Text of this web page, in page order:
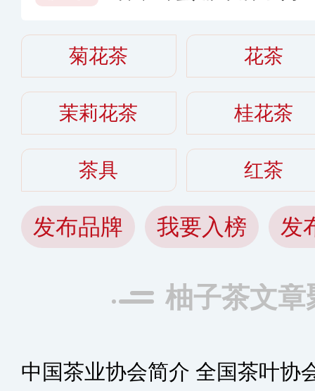
菊花茶 花茶
茉莉花茶 桂花茶
茶具 红茶
发布品牌 我要入榜 发
柚子茶文章
中国茶业协会简介 全国茶叶协